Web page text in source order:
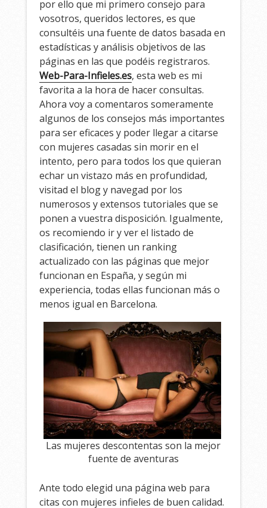
por ello que mi primero consejo para
vosotros, queridos lectores, es que
consultéis una fuente de datos basada en
estadísticas y análisis objetivos de las
páginas en las que podéis registraros.
Web-Para-Infieles.es, esta web es mi
favorita a la hora de hacer consultas.
Ahora voy a comentaros someramente
algunos de los consejos más importantes
para ser eficaces y poder llegar a citarse
con mujeres casadas sin morir en el
intento, pero para todos los que quieran
echar un vistazo más en profundidad,
visitad el blog y navegad por los
numerosos y extensos tutoriales que se
ponen a vuestra disposición. Igualmente,
os recomiendo ir y ver el listado de
clasificación, tienen un ranking
actualizado con las páginas que mejor
funcionan en España, y según mi
experiencia, todas ellas funcionan más o
menos igual en Barcelona.
Las mujeres descontentas son la mejor
fuente de aventuras
Ante todo elegid una página web para
citas con mujeres infieles de buen calidad.